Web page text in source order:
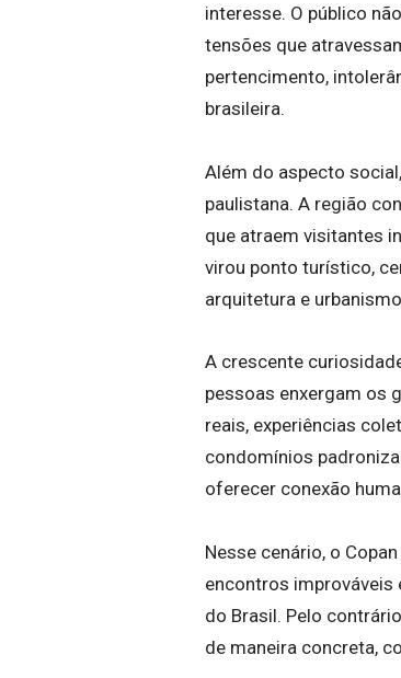
interesse. O público
tensões que
pertencimento,
brasileira.
Além do aspecto
paulistana. A região
que atraem visitantes
virou ponto turístico,
arquitetura e
A crescente
pessoas enxergam os
reais, experiências
condomínios
oferecer conexão
Nesse cenário, o
encontros improváveis
do Brasil. Pelo
de maneira concreta,